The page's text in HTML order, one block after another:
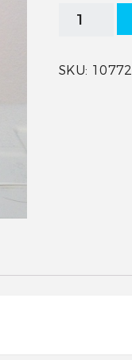
Sprej
quantity
SKU: 10772